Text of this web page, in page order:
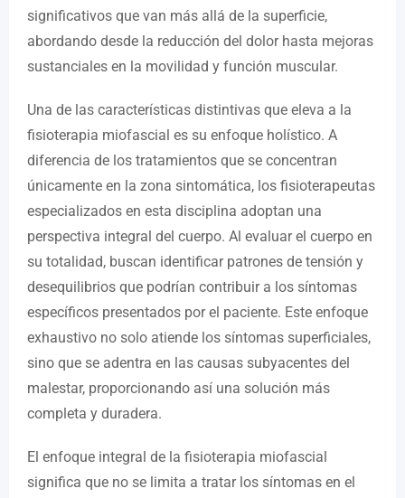
significativos que van más allá de la superficie,
abordando desde la reducción del dolor hasta mejoras
sustanciales en la movilidad y función muscular.
Una de las características distintivas que eleva a la
fisioterapia miofascial es su enfoque holístico. A
diferencia de los tratamientos que se concentran
únicamente en la zona sintomática, los fisioterapeutas
especializados en esta disciplina adoptan una
perspectiva integral del cuerpo. Al evaluar el cuerpo en
su totalidad, buscan identificar patrones de tensión y
desequilibrios que podrían contribuir a los síntomas
específicos presentados por el paciente. Este enfoque
exhaustivo no solo atiende los síntomas superficiales,
sino que se adentra en las causas subyacentes del
malestar, proporcionando así una solución más
completa y duradera.
El enfoque integral de la fisioterapia miofascial
significa que no se limita a tratar los síntomas en el